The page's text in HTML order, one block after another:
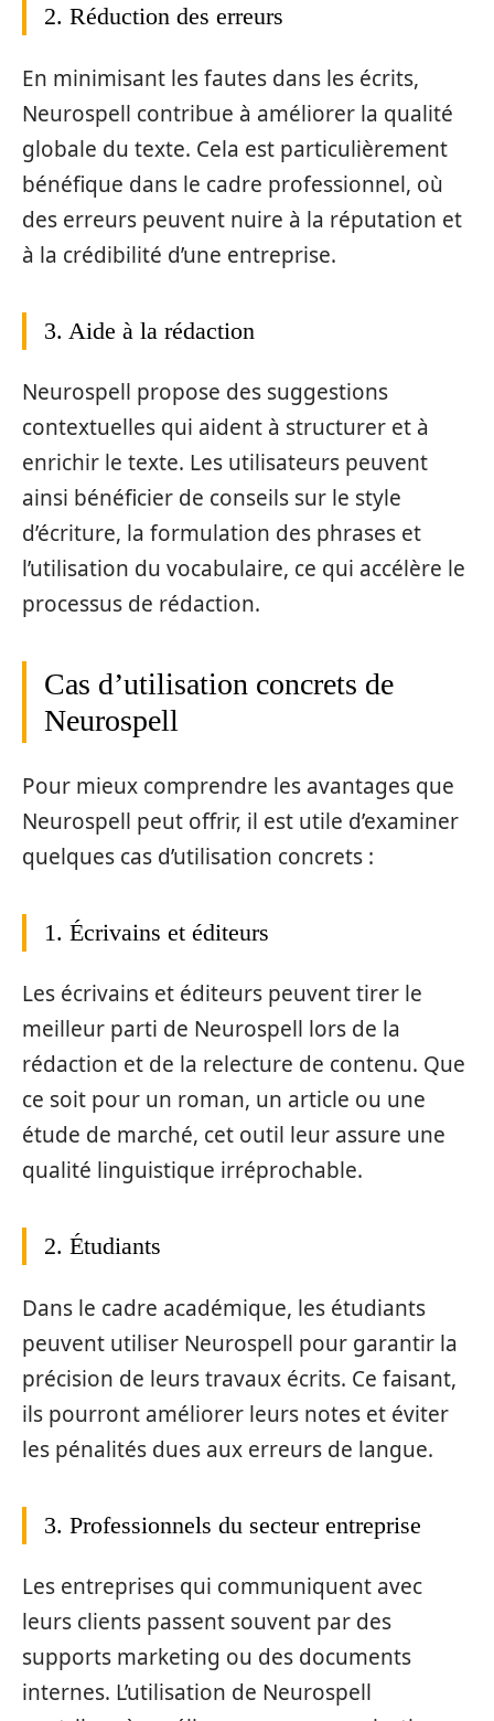
2. Réduction des erreurs
En minimisant les fautes dans les écrits,
Neurospell contribue à améliorer la qualité
globale du texte. Cela est particulièrement
bénéfique dans le cadre professionnel, où
des erreurs peuvent nuire à la réputation et
à la crédibilité d’une entreprise.
3. Aide à la rédaction
Neurospell propose des suggestions
contextuelles qui aident à structurer et à
enrichir le texte. Les utilisateurs peuvent
ainsi bénéficier de conseils sur le style
d’écriture, la formulation des phrases et
l’utilisation du vocabulaire, ce qui accélère le
processus de rédaction.
Cas d’utilisation concrets de
Neurospell
Pour mieux comprendre les avantages que
Neurospell peut offrir, il est utile d’examiner
quelques cas d’utilisation concrets :
1. Écrivains et éditeurs
Les écrivains et éditeurs peuvent tirer le
meilleur parti de Neurospell lors de la
rédaction et de la relecture de contenu. Que
ce soit pour un roman, un article ou une
étude de marché, cet outil leur assure une
qualité linguistique irréprochable.
2. Étudiants
Dans le cadre académique, les étudiants
peuvent utiliser Neurospell pour garantir la
précision de leurs travaux écrits. Ce faisant,
ils pourront améliorer leurs notes et éviter
les pénalités dues aux erreurs de langue.
3. Professionnels du secteur entreprise
Les entreprises qui communiquent avec
leurs clients passent souvent par des
supports marketing ou des documents
internes. L’utilisation de Neurospell